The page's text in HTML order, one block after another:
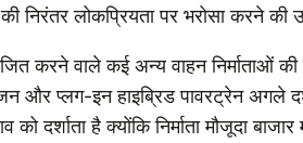
की निरंतर लोकप्रियता पर भरोसा करने की
करने वाले कई अन्य वाहन निर्माताओं
और प्लग-इन हाइब्रिड पावरट्रेन अगले
दर्शाता है क्योंकि निर्माता मौजूदा